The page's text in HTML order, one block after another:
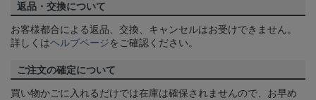
返品・交換について
お客様都合による返品、交換、キャンセルはお受けできません。
詳しくはヘルプページをご確認ください。
ご注文の確定について
買い物かごに入れるだけでは在庫は確保されませんので、お早め